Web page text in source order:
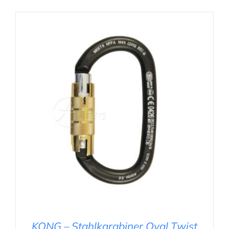
IN DEN WARENKORB DETAILS
KONG – Stahlkarabiner Oval Twist